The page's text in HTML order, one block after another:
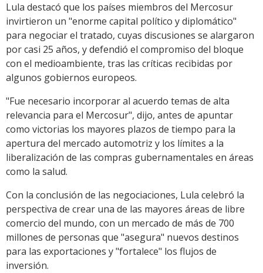
Lula destacó que los países miembros del Mercosur
invirtieron un "enorme capital político y diplomático"
para negociar el tratado, cuyas discusiones se alargaron
por casi 25 años, y defendió el compromiso del bloque
con el medioambiente, tras las críticas recibidas por
algunos gobiernos europeos.
"Fue necesario incorporar al acuerdo temas de alta
relevancia para el Mercosur", dijo, antes de apuntar
como victorias los mayores plazos de tiempo para la
apertura del mercado automotriz y los límites a la
liberalización de las compras gubernamentales en áreas
como la salud.
Con la conclusión de las negociaciones, Lula celebró la
perspectiva de crear una de las mayores áreas de libre
comercio del mundo, con un mercado de más de 700
millones de personas que "asegura" nuevos destinos
para las exportaciones y "fortalece" los flujos de
inversión.